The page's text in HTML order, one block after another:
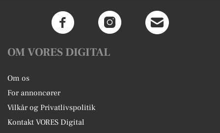
OM VORES DIGITAL
Om os
For annoncører
Vilkår og Privatlivspolitik
Kontakt VORES Digital